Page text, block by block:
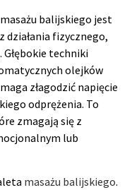
balijskiego jest
działania fizycznego,
Głębokie techniki
olejków
złagodzić napięcie
odprężenia. To
zmagają się z
lub
masażu balijskiego.